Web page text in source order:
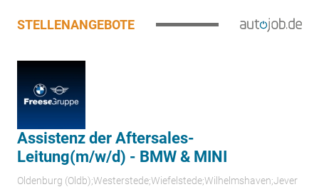
STELLENANGEBOTE
Assistenz der Aftersales-
Leitung(m/w/d) - BMW & MINI
Oldenburg (Oldb);Westerstede;Wiefelstede;Wilhelmshaven;Jever